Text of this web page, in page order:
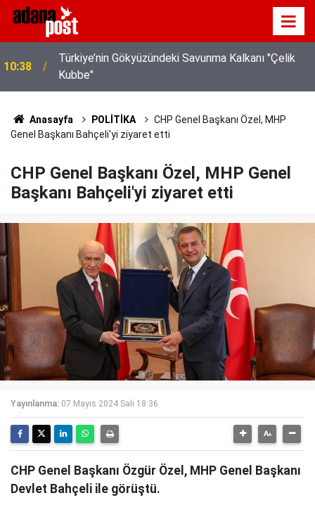
10:38
Türkiye’nin Gökyüzündeki Savunma Kalkanı "Çelik
Kubbe"
Anasayfa POLİTİKA
CHP Genel Başkanı Özel, MHP
Genel Başkanı Bahçeli'yi ziyaret etti
CHP Genel Başkanı Özel, MHP Genel
Başkanı Bahçeli'yi ziyaret etti
Yayınlanma: 07 Mayıs 2024 Salı 18:36
CHP Genel Başkanı Özgür Özel, MHP Genel Başkanı
Devlet Bahçeli ile görüştü.